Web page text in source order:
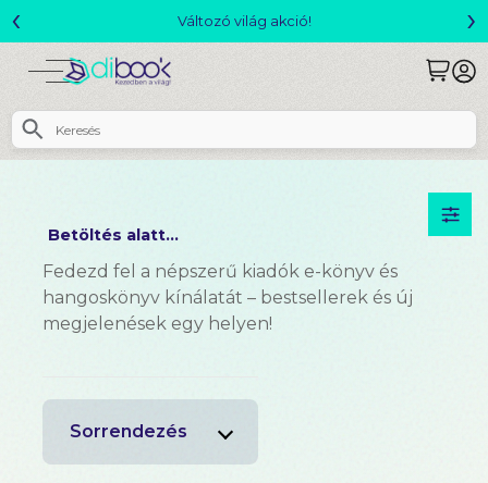
Csomagajánlatok- Akár 25% kedvezménnyel!
‹ ›
Betöltés alatt...
Fedezd fel a népszerű kiadók e-könyv és
hangoskönyv kínálatát – bestsellerek és új
megjelenések egy helyen!
Sorrendezés